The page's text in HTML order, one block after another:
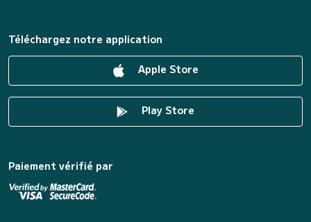
Téléchargez notre application
Apple Store
Play Store
Paiement vérifié par